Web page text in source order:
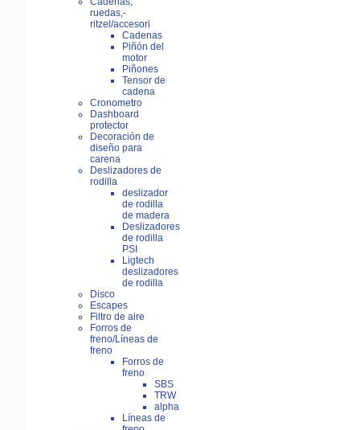
ruedas,-
ritzel/accesori
Cadenas
Piñón del
motor
Piñones
Tensor de
cadena
Cronometro
Dashboard
protector
Decoración de
diseño para
carena
Deslizadores de
rodilla
deslizador
de rodilla
de madera
Deslizadores
de rodilla
PSI
Ligtech
deslizadores
de rodilla
Disco
Escapes
Filtro de aire
Forros de
freno/Líneas de
freno
Forros de
freno
SBS
TRW
alpha
Líneas de